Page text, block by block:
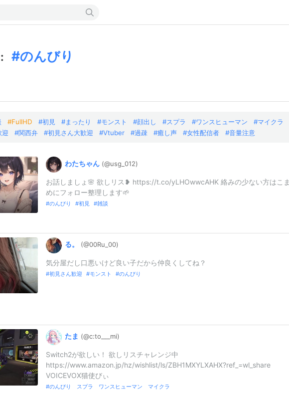
のんびり
FullHD 初見 まったり モンスト 顔出し スプラ ワンスヒューマン
マイクラ
迎 関西弁 初見さん大歓迎 Vtuber 過疎 癒し声 女性配信者 音量注意
わたちゃん (@usg_ 012)
お話しましょ🌸 欲しリス❥ https://t.co/yLHOwwcAHK 絡みの少ない方はこ
めにフォロー整理します🌱
のんびり 初見 雑談
る。 (@00Ru_ 00)
気分屋だし口悪いけど良い子だから仲良くしてね？
初見さん歓迎 モンスト のんびり
たま (@c:to_ mi)
︎Switch2が欲しい！ 欲しリスチャレンジ中
https://www.amazon.jp/hz/wishlist/ls/ZBH1MXYLXAHX?ref_=wl_share
VOICEVOX猫使びぃ
のんびり スプラ ワンスヒューマン マイクラ